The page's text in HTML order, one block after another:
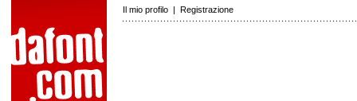
Il mio profilo | Registrazione